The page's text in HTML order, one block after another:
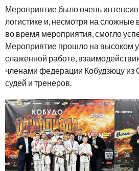
Мероприятие было очень
логистике и, несмотря на
во время мероприятия, смогло
Мероприятие прошло на высоком
слаженной работе,
членами федерации Кобудзюцу из
судей и тренеров.